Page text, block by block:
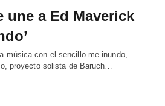
une a Ed Maverick
música con el sencillo me inundo,
proyecto solista de Baruch…